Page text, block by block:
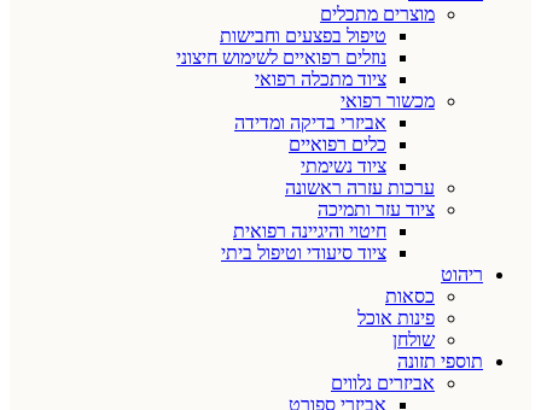
מוצרים מתכלים
טיפול בפצעים וחבישות
נוזלים רפואיים לשימוש חיצוני
ציוד מתכלה רפואי
מכשור רפואי
אביזרי בדיקה ומדידה
כלים רפואיים
ציוד נשימתי
ערכות עזרה ראשונה
ציוד עזר ותמיכה
חיטוי והיגיינה רפואית
ציוד סיעודי וטיפול ביתי
ריהוט
כסאות
פינות אוכל
שולחן
תוספי תזונה
אביזרים נלווים
אביזרי ספורט